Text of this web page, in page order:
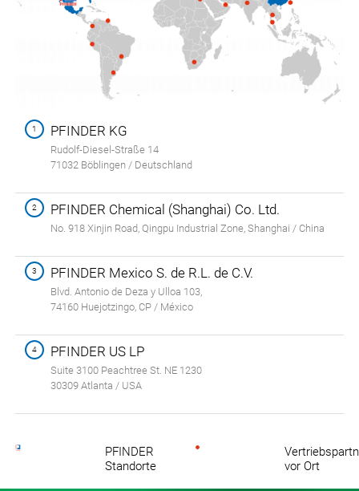
1 PFINDER KG
Rudolf-Diesel-Straße 14
71032 Böblingen / Deutschland
2 PFINDER Chemical (Shanghai) Co. Ltd.
No. 918 Xinjin Road, Qingpu Industrial Zone, Shanghai / China
3 PFINDER Mexico S. de R.L. de C.V.
Blvd. Antonio de Deza y Ulloa 103,
74160 Huejotzingo, CP / México
4 PFINDER US LP
Suite 3100 Peachtree St. NE 1230
30309 Atlanta / USA
PFINDER
Standorte
vor Ort